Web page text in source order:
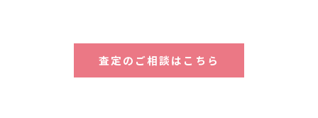
査定のご相談はこちら